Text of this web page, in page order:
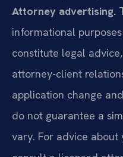
Attorney advertising.
informational
constitute legal
attorney-client
application change
do not guarantee a
vary. For advice